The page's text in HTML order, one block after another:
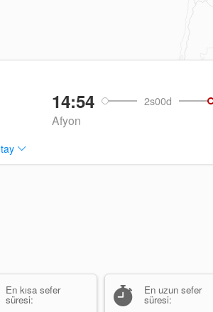
14:54 2s00d
Afyon
En kısa sefer
süresi:
En uzun sefer
süresi: